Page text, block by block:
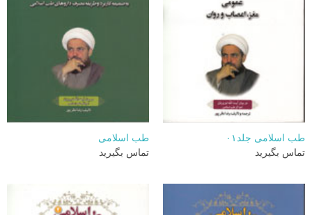
طب اسلامی جلد۰۱
تماس بگیرید
طب اسلامی
تماس بگیرید